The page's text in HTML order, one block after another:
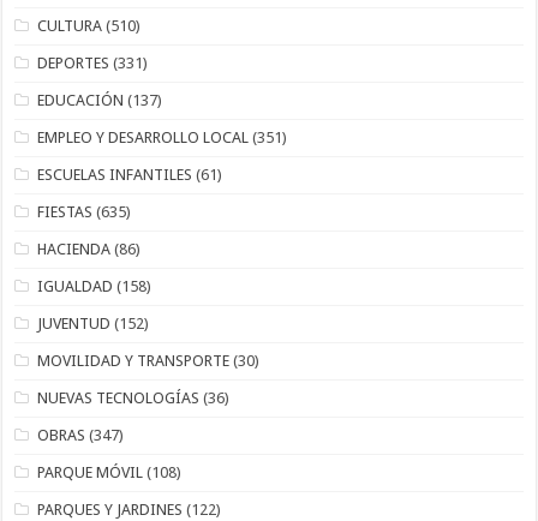
CULTURA (510)
DEPORTES (331)
EDUCACIÓN (137)
EMPLEO Y DESARROLLO LOCAL (351)
ESCUELAS INFANTILES (61)
FIESTAS (635)
HACIENDA (86)
IGUALDAD (158)
JUVENTUD (152)
MOVILIDAD Y TRANSPORTE (30)
NUEVAS TECNOLOGÍAS (36)
OBRAS (347)
PARQUE MÓVIL (108)
PARQUES Y JARDINES (122)